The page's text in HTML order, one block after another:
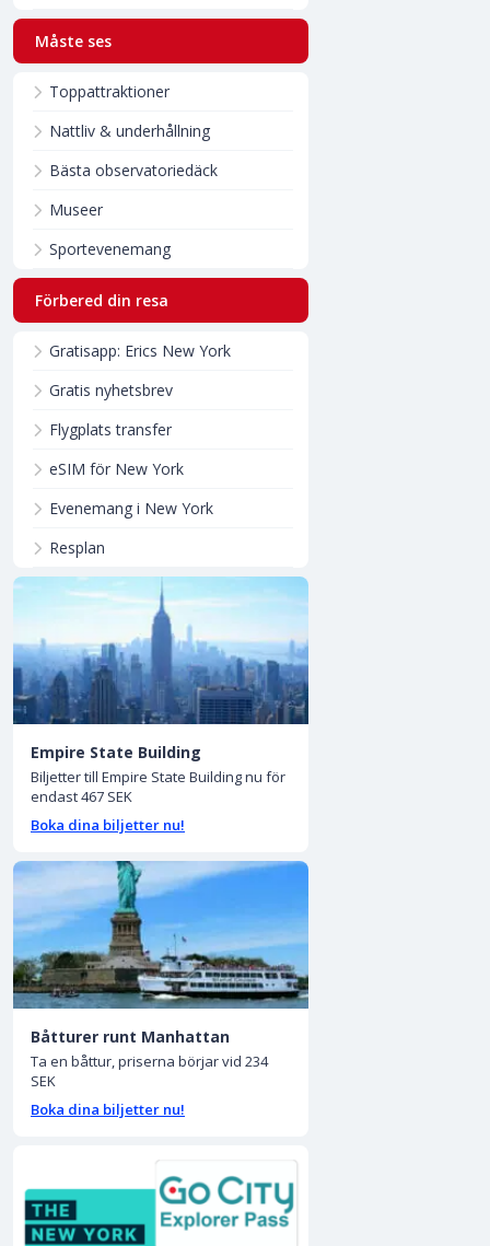
Måste ses
Toppattraktioner
Nattliv & underhållning
Bästa observatoriedäck
Museer
Sportevenemang
Förbered din resa
Gratisapp: Erics New York
Gratis nyhetsbrev
Flygplats transfer
eSIM för New York
Evenemang i New York
Resplan
Empire State Building
Biljetter till Empire State Building nu för
endast 467 SEK
Boka dina biljetter nu!
Båtturer runt Manhattan
Ta en båttur, priserna börjar vid 234
SEK
Boka dina biljetter nu!